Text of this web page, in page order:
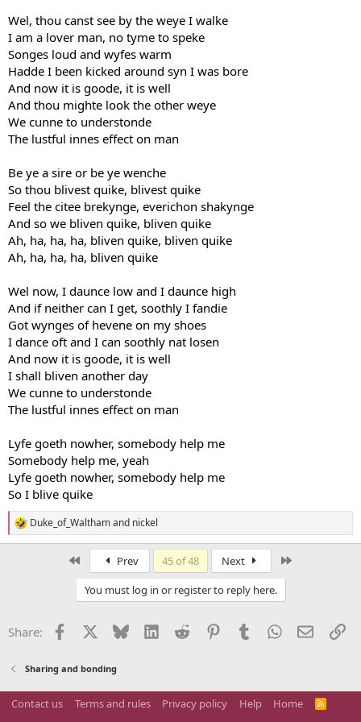
Wel, thou canst see by the weye I walke
I am a lover man, no tyme to speke
Songes loud and wyfes warm
Hadde I been kicked around syn I was bore
And now it is goode, it is well
And thou mighte look the other weye
We cunne to understonde
The lustful innes effect on man
Be ye a sire or be ye wenche
So thou blivest quike, blivest quike
Feel the citee brekynge, everichon shakynge
And so we bliven quike, bliven quike
Ah, ha, ha, ha, bliven quike, bliven quike
Ah, ha, ha, ha, bliven quike
Wel now, I daunce low and I daunce high
And if neither can I get, soothly I fandie
Got wynges of hevene on my shoes
I dance oft and I can soothly nat losen
And now it is goode, it is well
I shall bliven another day
We cunne to understonde
The lustful innes effect on man
Lyfe goeth nowher, somebody help me
Somebody help me, yeah
Lyfe goeth nowher, somebody help me
So I blive quike
R
e
s
Duke_of_Walthamand nickel
Prev 45 of 48 Next
You must log in or register to reply here.
Share: Facebook Bluesky LinkedInReddit PinterestTumblrWhatsApp
Email
Sharing and bonding
Contact us Terms and rules Privacy policy Help Home
R